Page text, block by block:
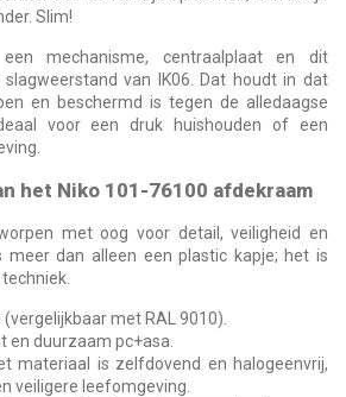
Slim!
mechanisme, centraalplaat en dit
van IK06. Dat houdt in dat
en beschermd is tegen de alledaagse
voor een druk huishouden of een
het Niko 101-76100 afdekraam
met oog voor detail, veiligheid en
meer dan alleen een plastic kapje; het is
met RAL 9010).
en duurzaam pc+asa.
materiaal is zelfdovend en halogeenvrij,
veiligere leefomgeving.